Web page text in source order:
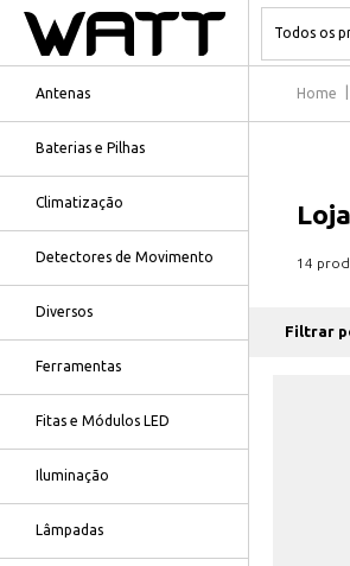
Antenas
Baterias e Pilhas
Climatização
Detectores de Movimento
Diversos
Ferramentas
Fitas e Módulos LED
Iluminação
Lâmpadas
Home
Filtrar
14